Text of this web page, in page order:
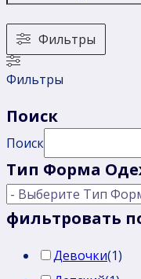
Фильтры
Фильтры
Поиск
Поиск
Тип Форма
фильтровать
Девочки(1)